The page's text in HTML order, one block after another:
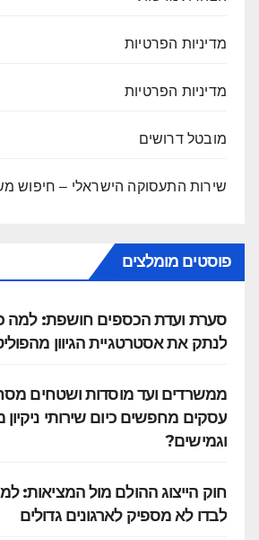
מדיניות הפרטיות
מדיניות הפרטיות
מובטל דרושים
שירות התעסוקה הישראלי – חיפוש
פוסטים מומלצים
סערת ועדת הכספים חושפת: למה
לנתק את אסטרטגיית הגיוון
ממשרדים ועד מוסדות ושטחים
עסקים מחפשים כיום שירותי ניקיון
וגמישים?
חוק הייצוג ההולם מול המציאות:
לבדו לא מספיק לארגונים גדולים